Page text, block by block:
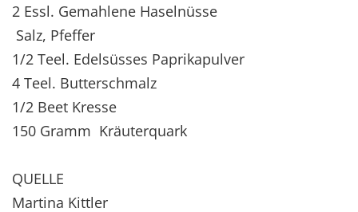
2 Essl. Gemahlene Haselnüsse
Salz, Pfeffer
1/2 Teel. Edelsüsses Paprikapulver
4 Teel. Butterschmalz
1/2 Beet Kresse
150 Gramm Kräuterquark
QUELLE
Martina Kittler